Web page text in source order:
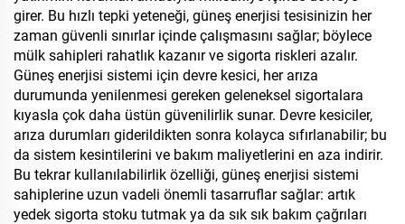
girer. Bu hızlı tepki yeteneği, güneş enerjisi tesisinizin her
zaman güvenli sınırlar içinde çalışmasını sağlar; böylece
mülk sahipleri rahatlık kazanır ve sigorta riskleri azalır.
Güneş enerjisi sistemi için devre kesici, her arıza
durumunda yenilenmesi gereken geleneksel sigortalara
kıyasla çok daha üstün güvenilirlik sunar. Devre kesiciler,
arıza durumları giderildikten sonra kolayca sıfırlanabilir; bu
da sistem kesintilerini ve bakım maliyetlerini en aza indirir.
Bu tekrar kullanılabilirlik özelliği, güneş enerjisi sistemi
sahiplerine uzun vadeli önemli tasarruflar sağlar: artık
yedek sigorta stoku tutmak ya da sık sık bakım çağrıları